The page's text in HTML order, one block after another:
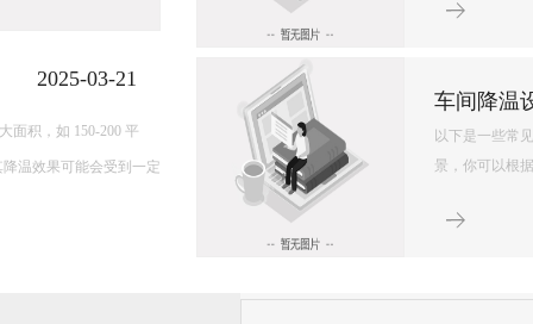
环保空调降温原理
环保空调的降温原理主要基于水蒸发吸热的特性，以下是对其降温原理的详细解释： 一、核心原理 环保空调
内部配置有湿润的过滤媒介，如湿帘或湿纱窗。当风扇吹出的风经过这些湿润的媒